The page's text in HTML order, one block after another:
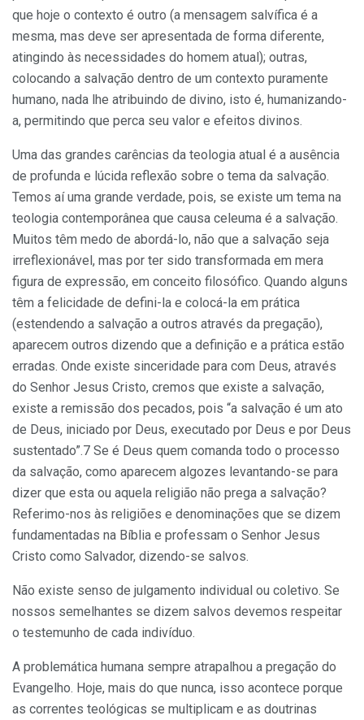
que hoje o contexto é outro (a mensa­gem salvífica é a
mesma, mas deve ser apresentada de forma diferente,
atingindo às necessidades do homem atual); outras,
colocando a salva­ção dentro de um contexto puramente
humano, nada lhe atribuindo de divino, isto é, humanizando-
a, permitindo que perca seu valor e efeitos divinos.
Uma das grandes carências da teologia atual é a ausência
de pro­funda e lúcida reflexão sobre o tema da salvação.
Temos aí uma gran­de verdade, pois, se existe um tema na
teologia contemporânea que causa celeuma é a salvação.
Muitos têm medo de abordá-lo, não que a salvação seja
irreflexionável, mas por ter sido transformada em mera
figura de expressão, em conceito filosófico. Quando alguns
têm a felicidade de defini-la e colocá-la em prática
(estendendo a salvação a ou­tros através da pregação),
aparecem outros dizendo que a definição e a prática estão
erradas. Onde existe sinceridade para com Deus, através
do Senhor Jesus Cristo, cremos que existe a salvação,
existe a remissão dos pecados, pois “a salvação é um ato
de Deus, iniciado por Deus, executado por Deus e por Deus
sustentado”.7 Se é Deus quem coman­da todo o processo
da salvação, como aparecem algozes levantando-se para
dizer que esta ou aquela religião não prega a salvação?
Referimo-­nos às religiões e denominações que se dizem
fundamentadas na Bíblia e professam o Senhor Jesus
Cristo como Salvador, dizendo-se salvos.
Não existe senso de julgamento individual ou coletivo. Se
nossos semelhantes se dizem salvos devemos respeitar
o testemunho de cada indivíduo.
A problemática humana sempre atrapalhou a pregação do
Evange­lho. Hoje, mais do que nunca, isso acontece porque
as correntes teoló­gicas se multiplicam e as doutrinas